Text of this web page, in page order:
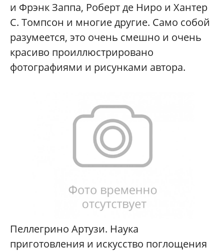
и Фрэнк Заппа, Роберт де Ниро и Хантер
С. Томпсон и многие другие. Само собой
разумеется, это очень смешно и очень
красиво проиллюстрировано
фотографиями и рисунками автора.
Пеллегрино Артузи. Наука
приготовления и искусство поглощения